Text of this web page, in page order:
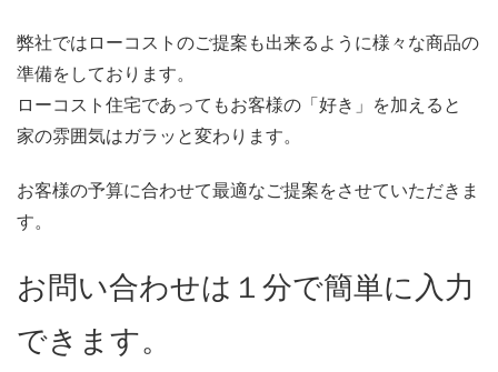
弊社ではローコストのご提案も出来るように様々な商品の
準備をしております。
ローコスト住宅であってもお客様の「好き」を加えると
家の雰囲気はガラッと変わります。
お客様の予算に合わせて最適なご提案をさせていただきま
す。
お問い合わせは１分で簡単に入力
できます。